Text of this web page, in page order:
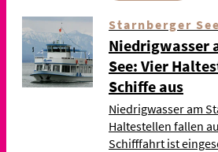
Starnberger See
Niedrigwasser
See: Vier
Schiffe aus
Niedrigwasser am
Haltestellen fallen
Schifffahrt ist